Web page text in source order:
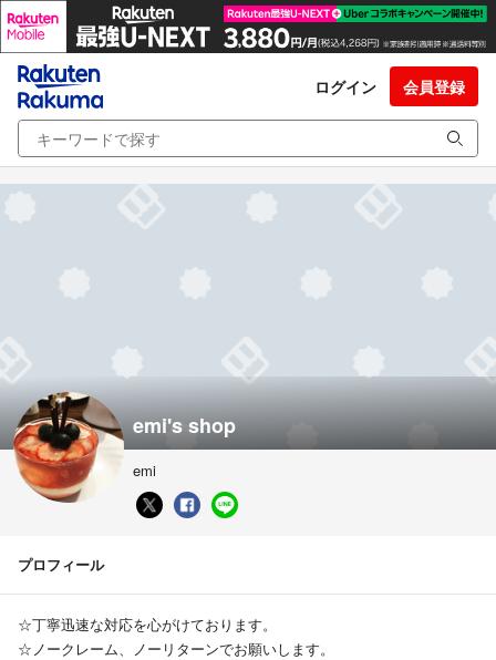
ログイン 会員登録
emi's shop
emi
プロフィール
☆丁寧迅速な対応を心がけております。
☆ノークレーム、ノーリターンでお願いします。